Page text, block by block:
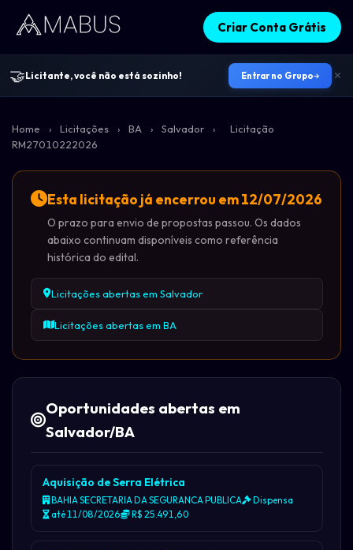
Criar Conta Grátis
🤝Licitante, você não está sozinho! Entrar no Grupo
Home › Licitações › BA › Salvador ›
Licitação
RM27010222026
Esta licitação já encerrou em 12/07/2026
O prazo para envio de propostas passou. Os dados
abaixo continuam disponíveis como referência
histórica do edital.
Licitações abertas em Salvador
Licitações abertas em BA
Oportunidades abertas em
Salvador/BA
Aquisição de Serra Elétrica
BAHIA SECRETARIA DA SEGURANCA PUBLICA
Dispensa
até 11/08/2026
R$ 25.491,60